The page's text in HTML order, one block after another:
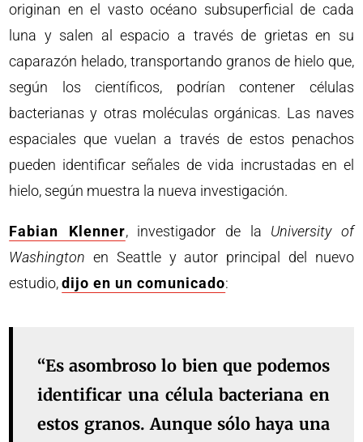
originan en el vasto océano subsuperficial de cada
luna y salen al espacio a través de grietas en su
caparazón helado, transportando granos de hielo que,
según los científicos, podrían contener células
bacterianas y otras moléculas orgánicas. Las naves
espaciales que vuelan a través de estos penachos
pueden identificar señales de vida incrustadas en el
hielo, según muestra la nueva investigación.
Fabian Klenner, investigador de la University of
Washington en Seattle y autor principal del nuevo
estudio,dijo en un comunicado:
“Es asombroso lo bien que podemos
identificar una célula bacteriana en
estos granos. Aunque sólo haya una